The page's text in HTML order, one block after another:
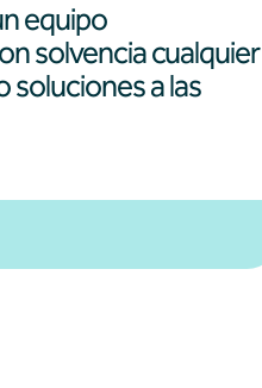
equipo
solvencia cualquier
a las